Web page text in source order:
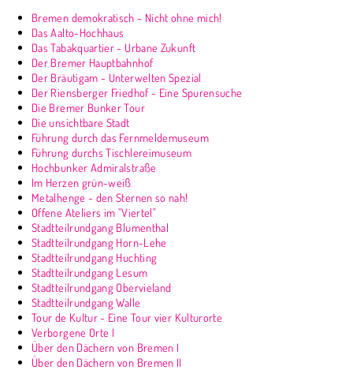
Bremen demokratisch - Nicht ohne mich!
Das Aalto-Hochhaus
Das Tabakquartier - Urbane Zukunft
Der Bremer Hauptbahnhof
Der Bräutigam - Unterwelten Spezial
Der Riensberger Friedhof - Eine Spurensuche
Die Bremer Bunker Tour
Die unsichtbare Stadt
Führung durch das Fernmeldemuseum
Führung durchs Tischlereimuseum
Hochbunker Admiralstraße
Im Herzen grün-weiß
Metalhenge - den Sternen so nah!
Offene Ateliers im "Viertel"
Stadtteilrundgang Blumenthal
Stadtteilrundgang Horn-Lehe
Stadtteilrundgang Huchting
Stadtteilrundgang Lesum
Stadtteilrundgang Obervieland
Stadtteilrundgang Walle
Tour de Kultur - Eine Tour vier Kulturorte
Verborgene Orte I
Über den Dächern von Bremen I
Über den Dächern von Bremen II